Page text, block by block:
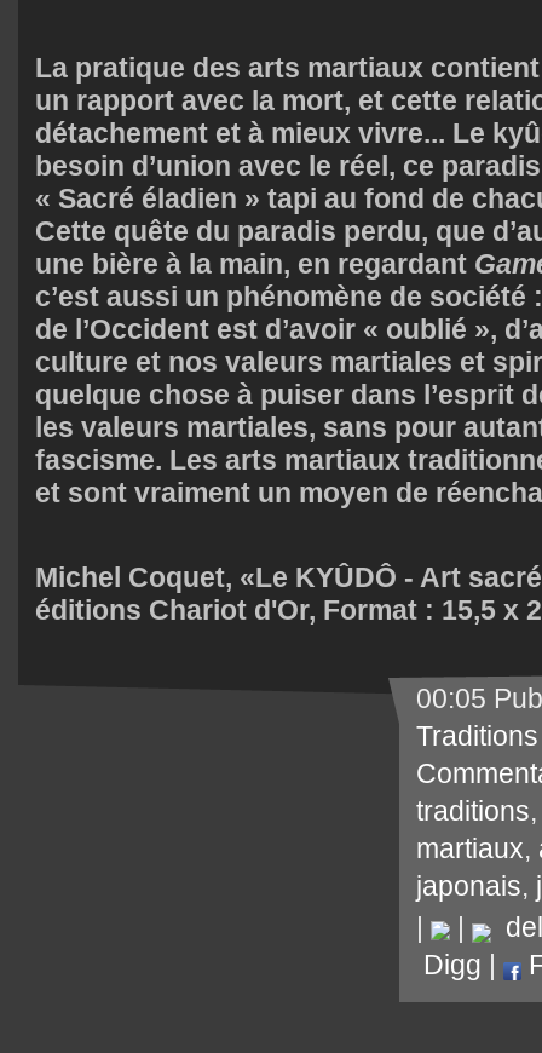
La pratique des arts martiaux
un rapport avec la mort, et cette
détachement et à mieux vivre... Le
besoin d’union avec le réel, ce
« Sacré éladien » tapi au fond de
Cette quête du paradis perdu, que
une bière à la main, en regardant
c’est aussi un phénomène de société
de l’Occident est d’avoir « oublié »,
culture et nos valeurs martiales et
quelque chose à puiser dans l’esprit
les valeurs martiales, sans pour
fascisme. Les arts martiaux
et sont vraiment un moyen de
Michel Coquet, «Le KYÛDÔ - Art
éditions Chariot d'Or, Format : 15,5 x
00:05
Traditions
traditions
martiaux,
japonais,
|
|
Digg |